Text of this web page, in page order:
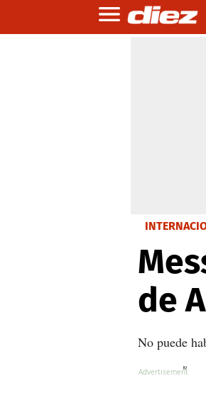
de
No puede
X
X